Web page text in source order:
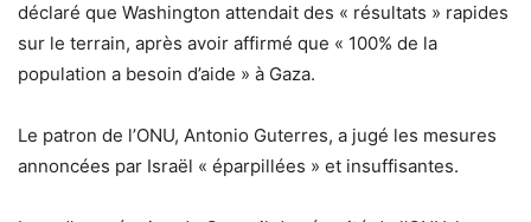
déclaré que Washington attendait des « résultats » rapides
sur le terrain, après avoir affirmé que « 100% de la
population a besoin d’aide » à Gaza.
Le patron de l’ONU, Antonio Guterres, a jugé les mesures
annoncées par Israël « éparpillées » et insuffisantes.